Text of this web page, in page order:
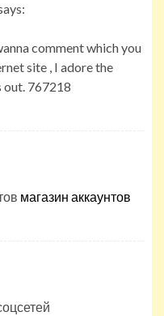
comment which you
site , I adore the
out. 767218
магазин аккаунтов